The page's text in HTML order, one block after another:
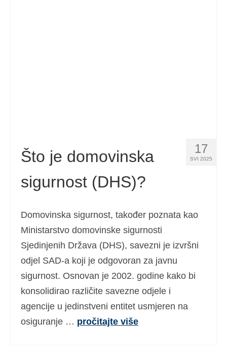
17
SVI 2025
Što je domovinska
sigurnost (DHS)?
Domovinska sigurnost, također poznata kao
Ministarstvo domovinske sigurnosti
Sjedinjenih Država (DHS), savezni je izvršni
odjel SAD-a koji je odgovoran za javnu
sigurnost. Osnovan je 2002. godine kako bi
konsolidirao različite savezne odjele i
agencije u jedinstveni entitet usmjeren na
osiguranje … pročitajte više